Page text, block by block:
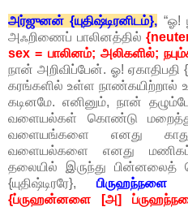
அர்ஜுனன் {யுதிஷ்டிரனிடம்}, “ஓ!
அஃறிணைப் பாலினத்தில்
sex = பாலினம்; அலிகளில்;
நான் அறிவிப்பேன். ஓ! ஏகாதிபதி
கரங்களில் உள்ள நாண்கயிற்றால்
கடினமே. எனினும், நான்
வளையல்கள் கொண்டு
வளையங்களை எனது
வளையல்களை எனது
தலையில் இருந்து
{யுதிஷ்டிரரே},பிருஹந்நளை
{ப்ருஹன்னளை [அ]